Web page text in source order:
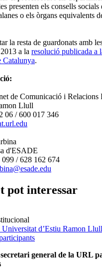
presenten els consells
o els òrgans equivalents
la resta de guardonats amb
a la resolució publicada a
Catalunya.
de Comunicació i Relacions
Llull
06 / 600 017 346
d'ESADE
/ 628 162 674
pot interessar
d’Estiu Ramon
general de la URL